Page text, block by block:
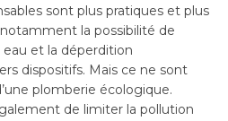
sont plus pratiques et plus
la possibilité de
et la déperdition
dispositifs. Mais ce ne sont
plomberie écologique.
de limiter la pollution